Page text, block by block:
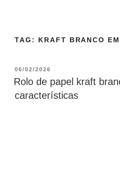
TAG: KRAFT BRANCO
06/02/2026
Rolo de papel kraft
características